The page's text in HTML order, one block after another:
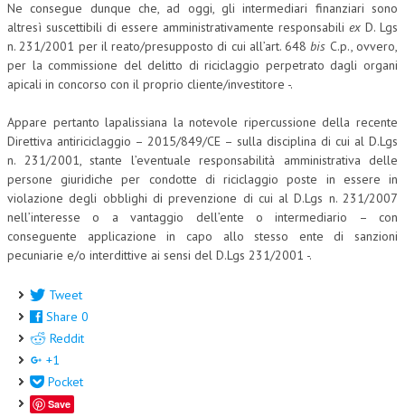
Ne consegue dunque che, ad oggi, gli intermediari finanziari sono
altresì suscettibili di essere amministrativamente responsabili ex D. Lgs
n. 231/2001 per il reato/presupposto di cui all’art. 648bis C.p., ovvero,
per la commissione del delitto di riciclaggio perpetrato dagli organi
apicali in concorso con il proprio cliente/investitore -.
Appare pertanto lapalissiana la notevole ripercussione della recente
Direttiva antiriciclaggio – 2015/849/CE – sulla disciplina di cui al D.Lgs
n. 231/2001, stante l’eventuale responsabilità amministrativa delle
persone giuridiche per condotte di riciclaggio poste in essere in
violazione degli obblighi di prevenzione di cui al D.Lgs n. 231/2007
nell’interesse o a vantaggio dell’ente o intermediario – con
conseguente applicazione in capo allo stesso ente di sanzioni
pecuniarie e/o interdittive ai sensi del D.Lgs 231/2001 -.
Tweet
Share 0
Reddit
+1
Pocket
Save